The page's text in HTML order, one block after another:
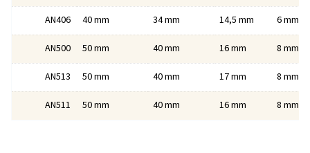
AN406 40 mm 34 mm 14,5 mm 6 mm
AN500 50 mm 40 mm 16 mm 8 mm
AN513 50 mm 40 mm 17 mm 8 mm
AN511 50 mm 40 mm 16 mm 8 mm